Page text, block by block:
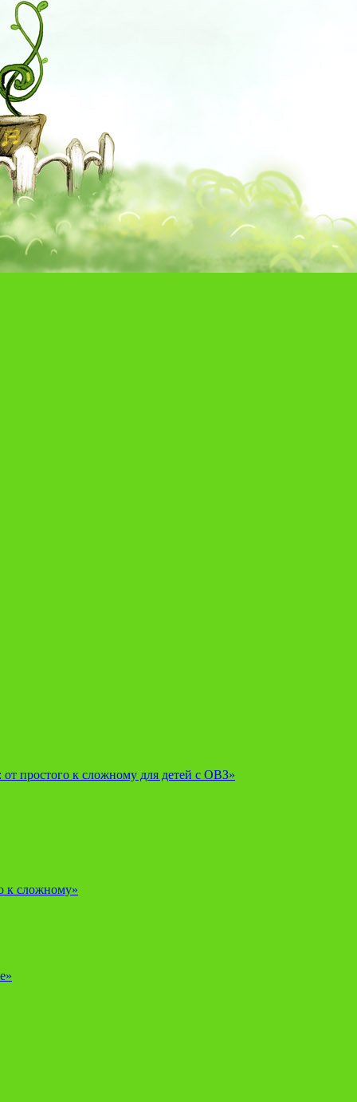
простого к сложному для детей с ОВЗ»
к сложному»